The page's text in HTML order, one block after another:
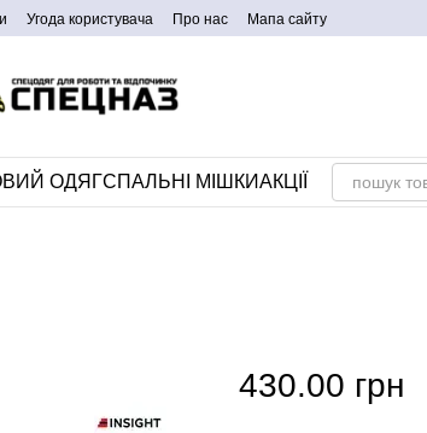
Угода користувача Про нас Мапа сайту
ОДЯГСПАЛЬНІ МІШКИАКЦІЇ
430.00 грн